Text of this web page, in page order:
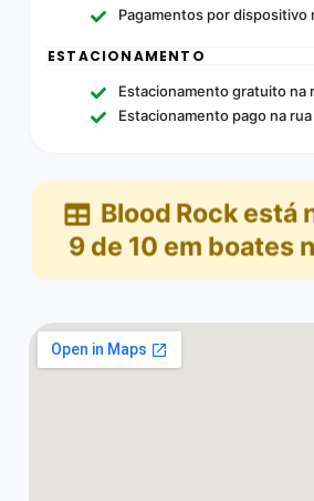
Pagamentos por dispositivo
ESTACIONAMENTO
Estacionamento gratuito na
Estacionamento pago na rua
Blood Rock está
9 de 10 em boates